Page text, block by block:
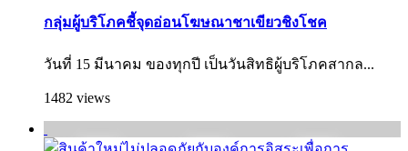
กลุ่มผู้บริโภคชี้จุดอ่อนโฆษณาชาเขียวชิงโชค
วันที่ 15 มีนาคม ของทุกปี เป็นวันสิทธิผู้บริโภคสากล...
1482 views